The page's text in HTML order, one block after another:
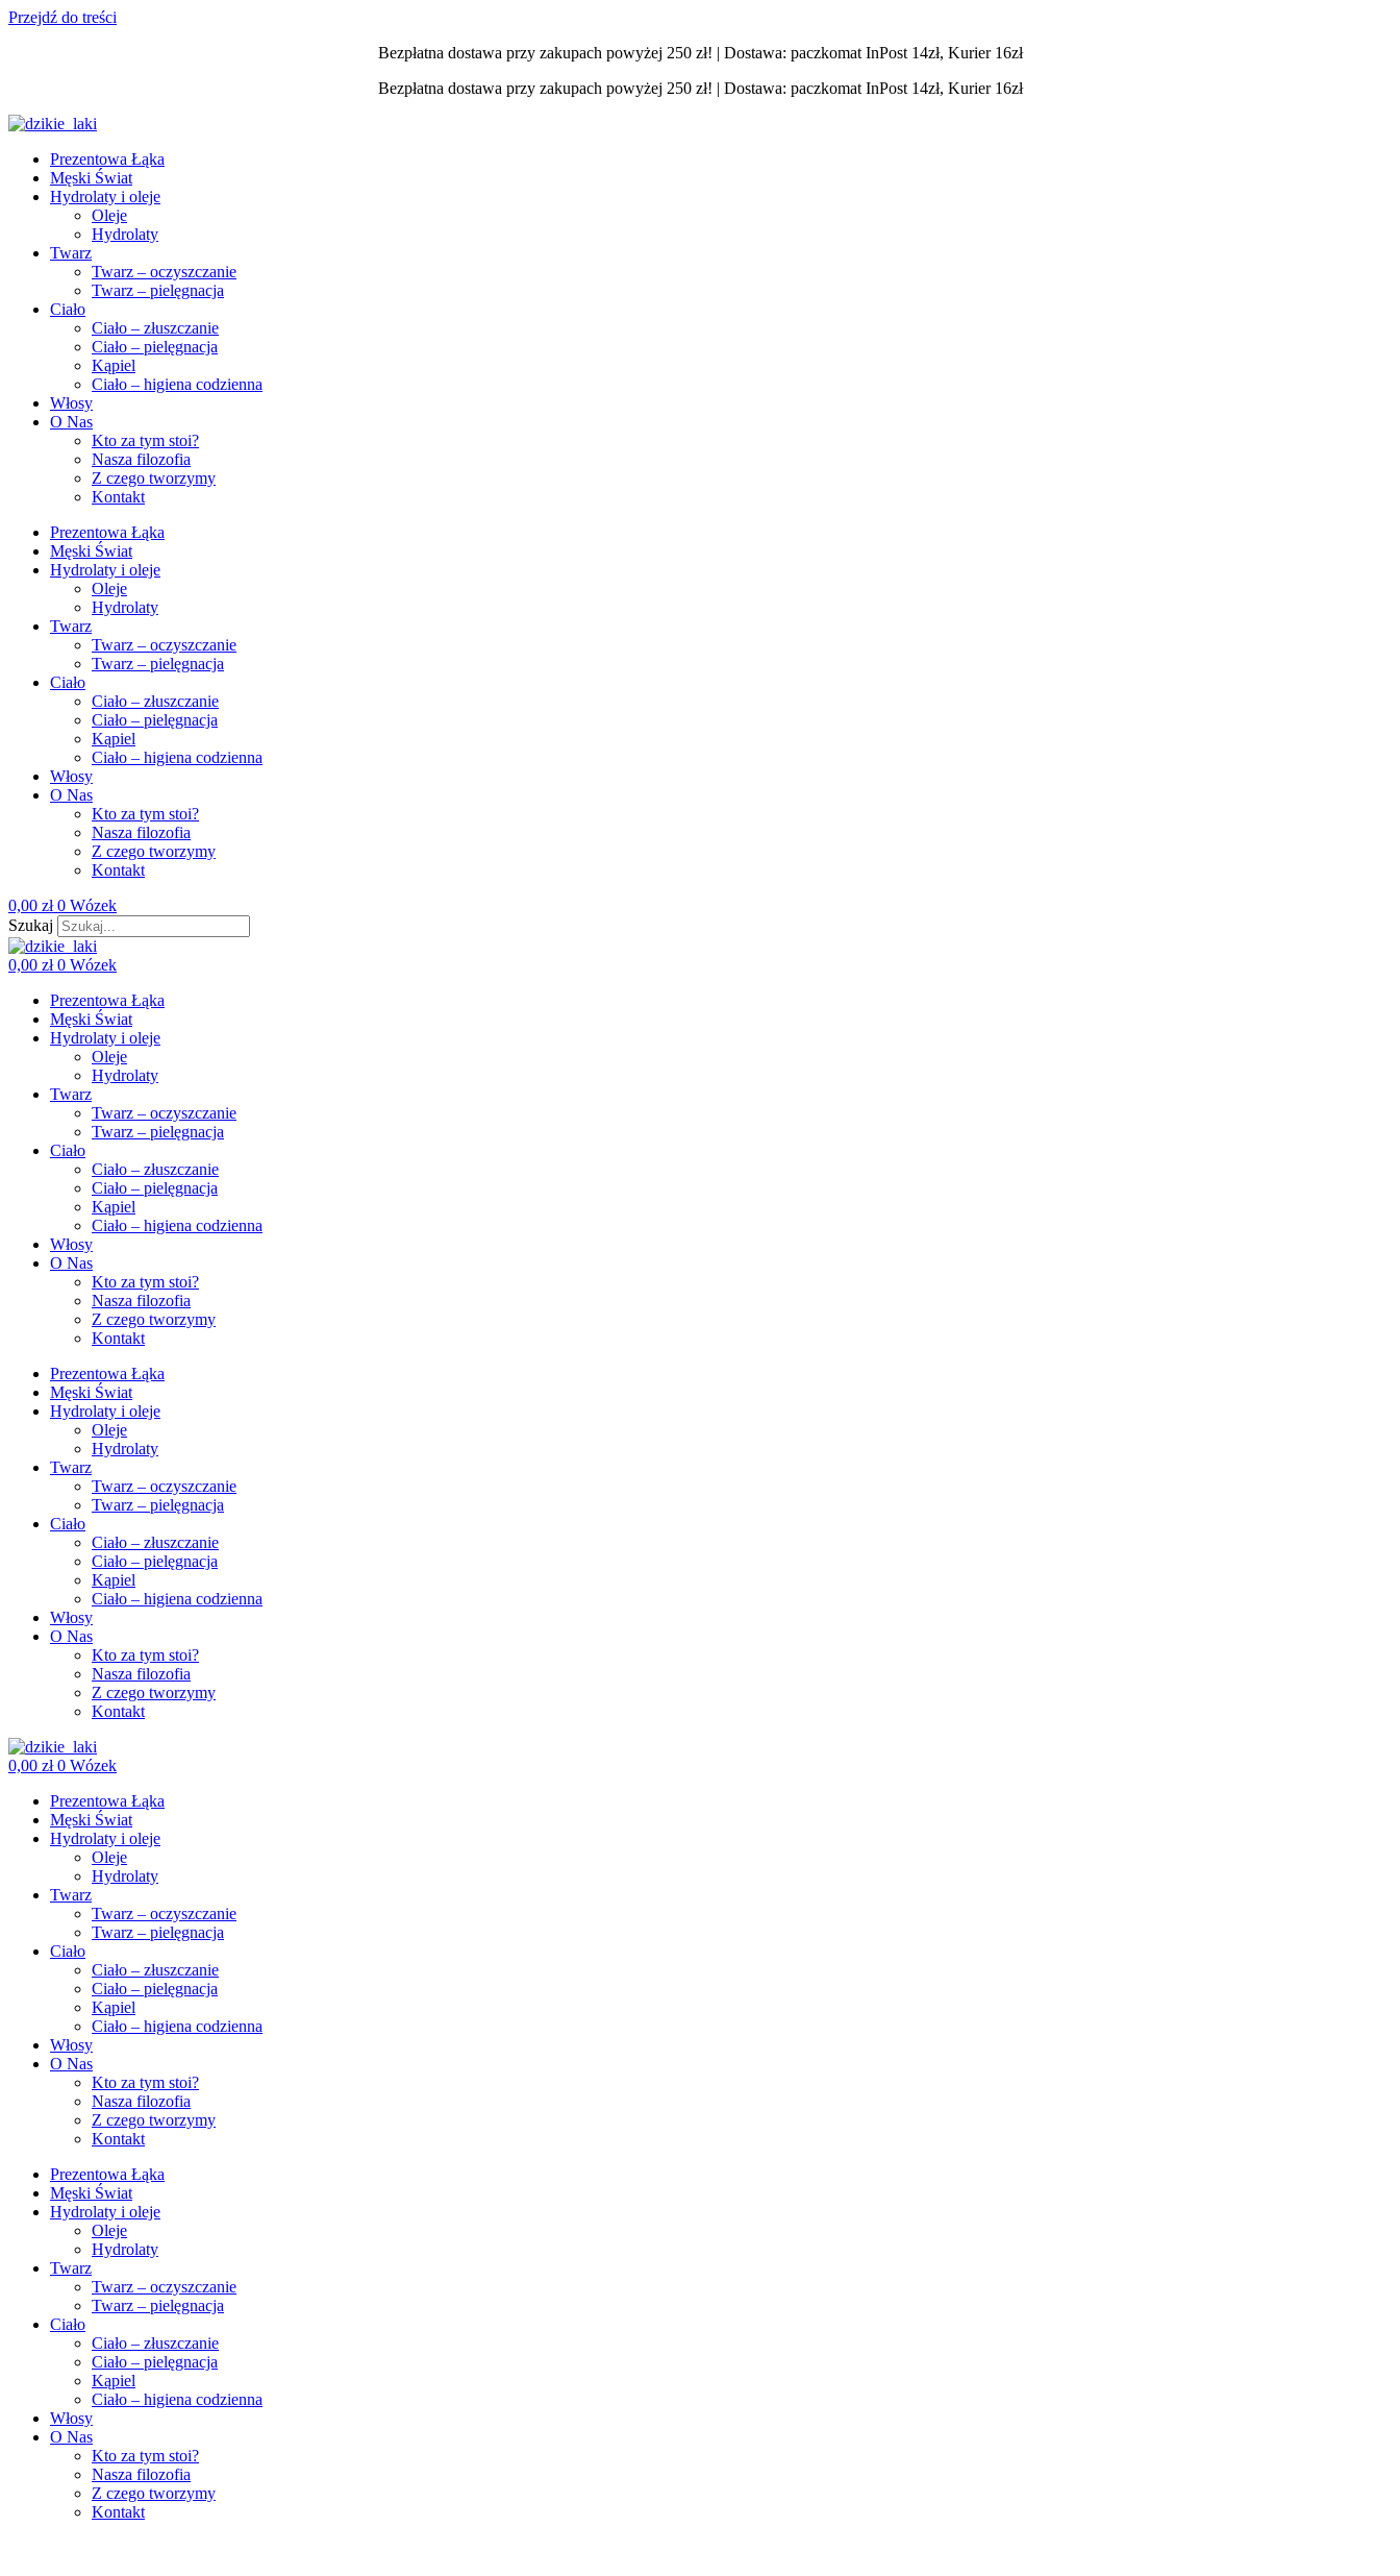
Przejdź do treści
Bezpłatna dostawa przy zakupach powyżej 250 zł! | Dostawa: paczkomat InPost 14zł, Kurier 16zł
Bezpłatna dostawa przy zakupach powyżej 250 zł! | Dostawa: paczkomat InPost 14zł, Kurier 16zł
Prezentowa Łąka
Męski Świat
Hydrolaty i oleje
Oleje
Hydrolaty
Twarz
Twarz – oczyszczanie
Twarz – pielęgnacja
Ciało
Ciało – złuszczanie
Ciało – pielęgnacja
Kąpiel
Ciało – higiena codzienna
Włosy
O Nas
Kto za tym stoi?
Nasza filozofia
Z czego tworzymy
Kontakt
Prezentowa Łąka
Męski Świat
Hydrolaty i oleje
Oleje
Hydrolaty
Twarz
Twarz – oczyszczanie
Twarz – pielęgnacja
Ciało
Ciało – złuszczanie
Ciało – pielęgnacja
Kąpiel
Ciało – higiena codzienna
Włosy
O Nas
Kto za tym stoi?
Nasza filozofia
Z czego tworzymy
Kontakt
0,00 zł 0 Wózek
Szukaj
0,00 zł 0 Wózek
Prezentowa Łąka
Męski Świat
Hydrolaty i oleje
Oleje
Hydrolaty
Twarz
Twarz – oczyszczanie
Twarz – pielęgnacja
Ciało
Ciało – złuszczanie
Ciało – pielęgnacja
Kąpiel
Ciało – higiena codzienna
Włosy
O Nas
Kto za tym stoi?
Nasza filozofia
Z czego tworzymy
Kontakt
Prezentowa Łąka
Męski Świat
Hydrolaty i oleje
Oleje
Hydrolaty
Twarz
Twarz – oczyszczanie
Twarz – pielęgnacja
Ciało
Ciało – złuszczanie
Ciało – pielęgnacja
Kąpiel
Ciało – higiena codzienna
Włosy
O Nas
Kto za tym stoi?
Nasza filozofia
Z czego tworzymy
Kontakt
0,00 zł 0 Wózek
Prezentowa Łąka
Męski Świat
Hydrolaty i oleje
Oleje
Hydrolaty
Twarz
Twarz – oczyszczanie
Twarz – pielęgnacja
Ciało
Ciało – złuszczanie
Ciało – pielęgnacja
Kąpiel
Ciało – higiena codzienna
Włosy
O Nas
Kto za tym stoi?
Nasza filozofia
Z czego tworzymy
Kontakt
Prezentowa Łąka
Męski Świat
Hydrolaty i oleje
Oleje
Hydrolaty
Twarz
Twarz – oczyszczanie
Twarz – pielęgnacja
Ciało
Ciało – złuszczanie
Ciało – pielęgnacja
Kąpiel
Ciało – higiena codzienna
Włosy
O Nas
Kto za tym stoi?
Nasza filozofia
Z czego tworzymy
Kontakt